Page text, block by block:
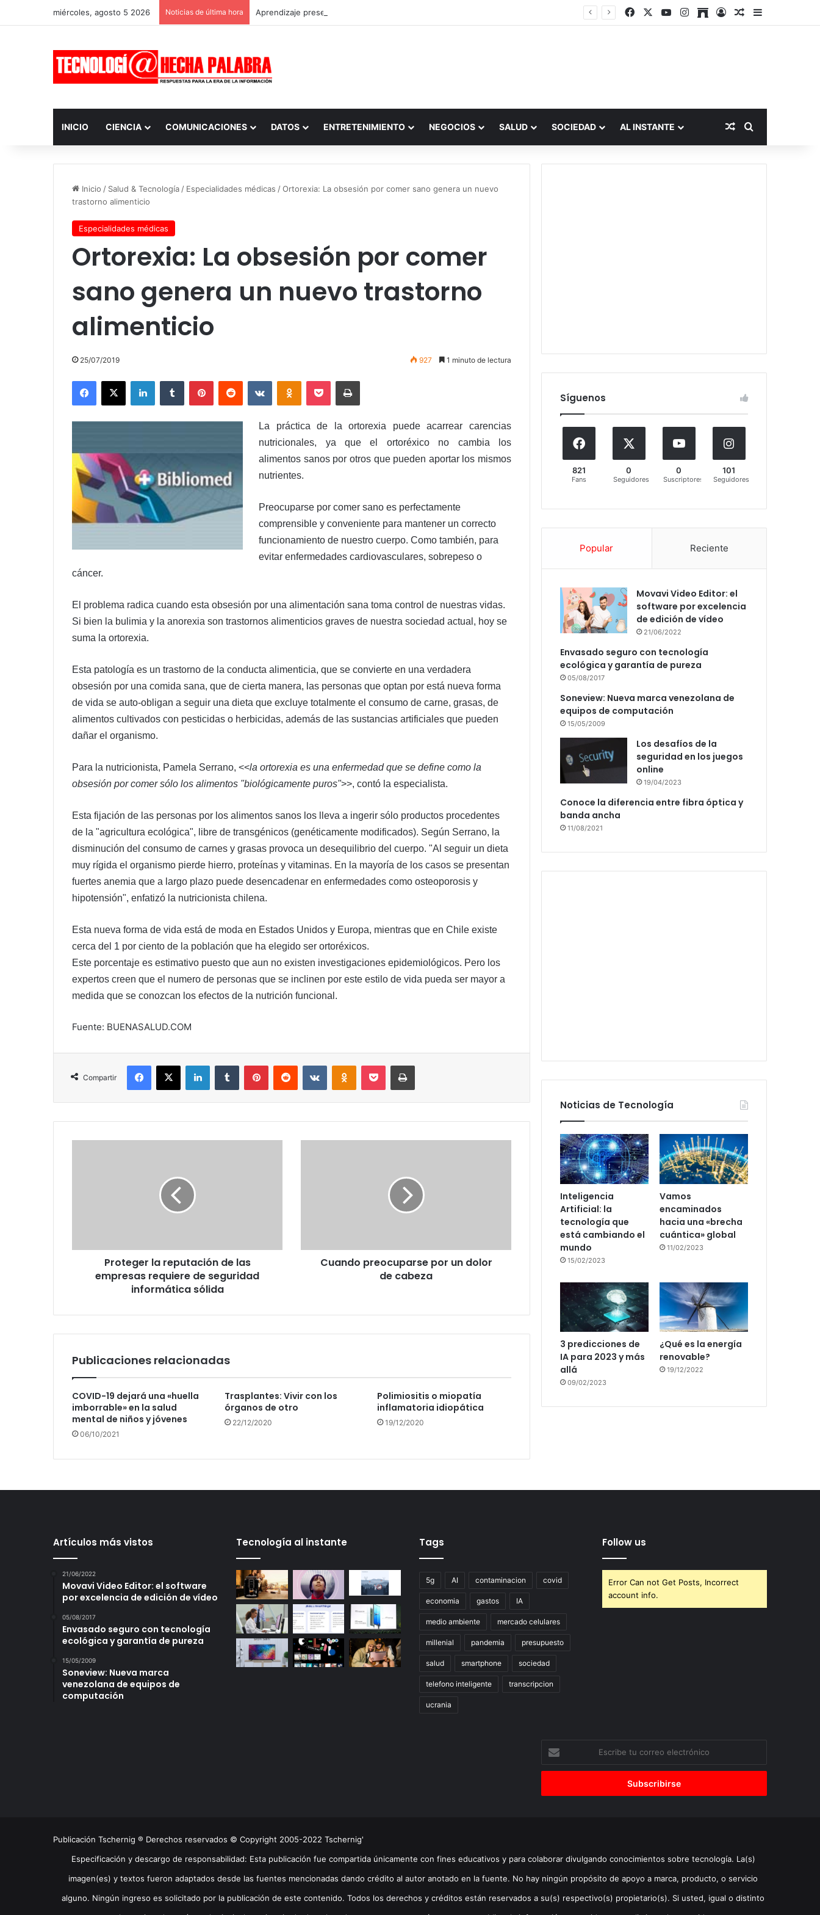
miércoles, agosto 5 2026 Noticias de última hora Aprendizaje presencial vs. por internet FacebookYouTubeInstagram
ArchiveAccesoPublicación al
Barra lateral
INICIO CIENCIA COMUNICACIONES DATOS ENTRETENIMIENTO NEGOCIOS SALUD SOCIEDAD AL INSTANTE Publicación al
Buscar por
Inicio / Salud & Tecnología / Especialidades médicas /Ortorexia: La obsesión por comer sano genera un nuevo
trastorno alimenticio
Especialidades médicas
Ortorexia: La obsesión por comer
sano genera un nuevo trastorno
alimenticio
25/07/2019 927 1 minuto de lectura
Facebook
X LinkedInTumblr PinterestReddit VKontakteOdnoklassniki
Pocket Imprimir
La práctica de la ortorexia puede acarrear carencias
nutricionales, ya que el ortoréxico no cambia los
alimentos sanos por otros que pueden aportar los mismos
nutrientes.
Preocuparse por comer sano es perfectamente
comprensible y conveniente para mantener un correcto
funcionamiento de nuestro cuerpo. Como también, para
evitar enfermedades cardiovasculares, sobrepeso o
cáncer.
El problema radica cuando esta obsesión por una alimentación sana toma control de nuestras vidas.
Si bien la bulimia y la anorexia son trastornos alimenticios graves de nuestra sociedad actual, hoy se
suma la ortorexia.
Esta patología es un trastorno de la conducta alimenticia, que se convierte en una verdadera
obsesión por una comida sana, que de cierta manera, las personas que optan por está nueva forma
de vida se auto-obligan a seguir una dieta que excluye totalmente el consumo de carne, grasas, de
alimentos cultivados con pesticidas o herbicidas, además de las sustancias artificiales que pueden
dañar el organismo.
Para la nutricionista, Pamela Serrano, <<la ortorexia es una enfermedad que se define como la
obsesión por comer sólo los alimentos "biológicamente puros">>, contó la especialista.
Esta fijación de las personas por los alimentos sanos los lleva a ingerir sólo productos procedentes
de la "agricultura ecológica", libre de transgénicos (genéticamente modificados). Según Serrano, la
disminución del consumo de carnes y grasas provoca un desequilibrio del cuerpo. "Al seguir un dieta
muy rígida el organismo pierde hierro, proteínas y vitaminas. En la mayoría de los casos se presentan
fuertes anemia que a largo plazo puede desencadenar en enfermedades como osteoporosis y
hipotensión", enfatizó la nutricionista chilena.
Esta nueva forma de vida está de moda en Estados Unidos y Europa, mientras que en Chile existe
cerca del 1 por ciento de la población que ha elegido ser ortoréxicos.
Este porcentaje es estimativo puesto que aun no existen investigaciones epidemiológicos. Pero los
expertos creen que el numero de personas que se inclinen por este estilo de vida pueda ser mayor a
medida que se conozcan los efectos de la nutrición funcional.
Fuente: BUENASALUD.COM
Compartir
Facebook
X LinkedInTumblr PinterestReddit VKontakteOdnoklassniki
Pocket Imprimir
seguridad
informáticaProteger la reputación de las
empresas requiere de seguridad
informática sólida
Cuando preocuparse por un dolor
de cabeza
Publicaciones relacionadas
COVID-19 dejará una «huella
imborrable» en la salud
mental de niños y jóvenes
06/10/2021
Trasplantes: Vivir con los
órganos de otro
22/12/2020
Polimiositis o miopatía
inflamatoria idiopática
19/12/2020
Síguenos
821
Fans
0
Seguidores
0
Suscriptores
101
Seguidores
Popular Reciente
Movavi Video Editor: el
software por excelencia
de edición de vídeo
21/06/2022
Envasado seguro con tecnología
ecológica y garantía de pureza
05/08/2017
Soneview: Nueva marca venezolana de
equipos de computación
15/05/2009
Los desafíos de la
seguridad en los juegos
online
19/04/2023
Conoce la diferencia entre fibra óptica y
banda ancha
11/08/2021
Noticias de Tecnología
Inteligencia
Artificial: la
tecnología que
está cambiando el
mundo
15/02/2023
Vamos
encaminados
hacia una «brecha
cuántica» global
11/02/2023
3 predicciones de
IA para 2023 y más
allá
09/02/2023
¿Qué es la energía
renovable?
19/12/2022
Artículos más vistos
21/06/2022
Movavi Video Editor: el software
por excelencia de edición de vídeo
05/08/2017
Envasado seguro con tecnología
ecológica y garantía de pureza
15/05/2009
Soneview: Nueva marca
venezolana de equipos de
computación
Tecnología al instante Tags
5g AI contaminacion covid
economia gastos IA
medio ambiente mercado celulares
millenial pandemia presupuesto
salud smartphone sociedad
telefono inteligente transcripcion
ucrania
Follow us
Error Can not Get Posts, Incorrect
account info.
correo
Publicación Tschernig ® Derechos reservados © Copyright 2005-2022 Tschernig'
Especificación y descargo de responsabilidad: Esta publicación fue compartida únicamente con fines educativos y para colaborar divulgando conocimientos sobre tecnología. La(s)
imagen(es) y textos fueron adaptados desde las fuentes mencionadas dando crédito al autor anotado en la fuente. No hay ningún propósito de apoyo a marca, producto, o servicio
alguno. Ningún ingreso es solicitado por la publicación de este contenido. Todos los derechos y créditos están reservados a su(s) respectivo(s) propietario(s). Si usted, igual o distinto